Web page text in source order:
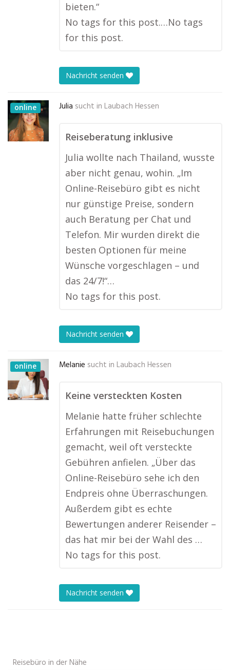
bieten.“
No tags for this post.…No tags
for this post.
Nachricht senden
online Julia sucht in Laubach Hessen
Reiseberatung inklusive
Julia wollte nach Thailand, wusste
aber nicht genau, wohin. „Im
Online-Reisebüro gibt es nicht
nur günstige Preise, sondern
auch Beratung per Chat und
Telefon. Mir wurden direkt die
besten Optionen für meine
Wünsche vorgeschlagen – und
das 24/7!“…
No tags for this post.
Nachricht senden
online Melanie sucht in Laubach Hessen
Keine versteckten Kosten
Melanie hatte früher schlechte
Erfahrungen mit Reisebuchungen
gemacht, weil oft versteckte
Gebühren anfielen. „Über das
Online-Reisebüro sehe ich den
Endpreis ohne Überraschungen.
Außerdem gibt es echte
Bewertungen anderer Reisender –
das hat mir bei der Wahl des …
No tags for this post.
Nachricht senden
Reisebüro in der Nähe